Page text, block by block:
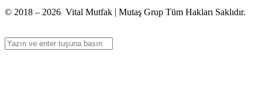
© 2018 – 2026 Vital Mutfak | Mutaş Grup Tüm Hakları Saklıdır.